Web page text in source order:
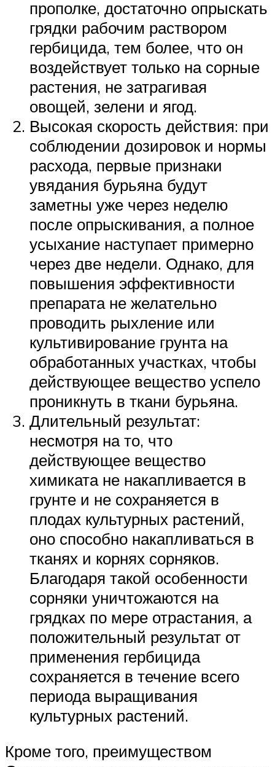
прополке, достаточно опрыскать
грядки рабочим раствором
гербицида, тем более, что он
воздействует только на сорные
растения, не затрагивая
овощей, зелени и ягод.
Высокая скорость действия: при
соблюдении дозировок и нормы
расхода, первые признаки
увядания бурьяна будут
заметны уже через неделю
после опрыскивания, а полное
усыхание наступает примерно
через две недели. Однако, для
повышения эффективности
препарата не желательно
проводить рыхление или
культивирование грунта на
обработанных участках, чтобы
действующее вещество успело
проникнуть в ткани бурьяна.
Длительный результат:
несмотря на то, что
действующее вещество
химиката не накапливается в
грунте и не сохраняется в
плодах культурных растений,
оно способно накапливаться в
тканях и корнях сорняков.
Благодаря такой особенности
сорняки уничтожаются на
грядках по мере отрастания, а
положительный результат от
применения гербицида
сохраняется в течение всего
периода выращивания
культурных растений.
Кроме того, преимуществом